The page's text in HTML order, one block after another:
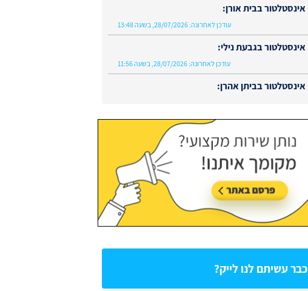
אינסטלטור בבית אורן:
עודכן לאחרונה:28/07/2026, בשעה 13:48
אינסטלטור בגבעת נילי:
עודכן לאחרונה:28/07/2026, בשעה 11:56
אינסטלטור בביתן אהרן:
כבר עשיתם לנו לייק?